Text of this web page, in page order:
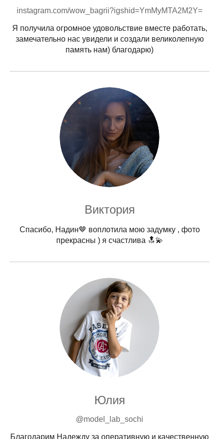
instagram.com/wow_bagrii?igshid=YmMyMTA2M2Y=
Я получила огромное удовольствие вместе работать,
замечательно нас увидели и создали великолепную
память нам) благодарю)
Виктория
Спасибо, Надин🤎 воплотила мою задумку , фото
прекрасны ) я счастлива 🔝💫
Юлия
@model_lab_sochi
Благодарим Надежду за оперативную и качественную